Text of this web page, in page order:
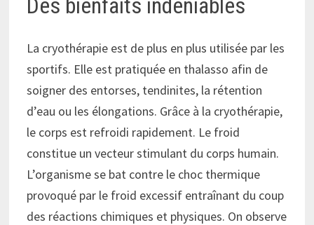
Des bienfaits indéniables
La cryothérapie est de plus en plus utilisée par les
sportifs. Elle est pratiquée en thalasso afin de
soigner des entorses, tendinites, la rétention
d’eau ou les élongations. Grâce à la cryothérapie,
le corps est refroidi rapidement. Le froid
constitue un vecteur stimulant du corps humain.
L’organisme se bat contre le choc thermique
provoqué par le froid excessif entraînant du coup
des réactions chimiques et physiques. On observe